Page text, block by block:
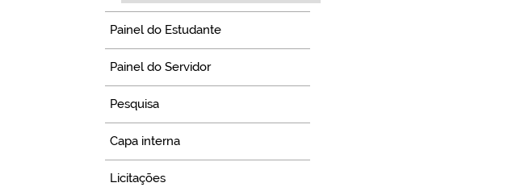
Painel do Estudante
Painel do Servidor
Pesquisa
Capa interna
Licitações